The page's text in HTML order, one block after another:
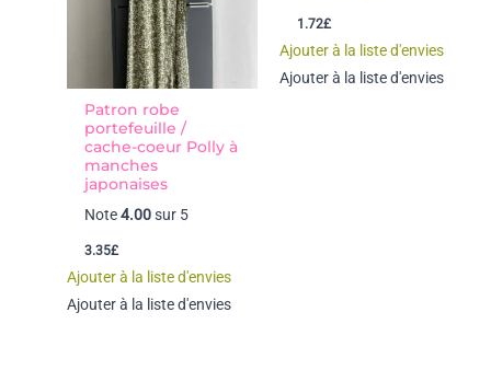
Patron robe
portefeuille /
cache-coeur Polly à
manches
japonaises
Note4.00sur 5
3.35£
Ajouter à la liste d'envies
Ajouter à la liste d'envies
1.72£
Ajouter à la liste d'envies
Ajouter à la liste d'envies